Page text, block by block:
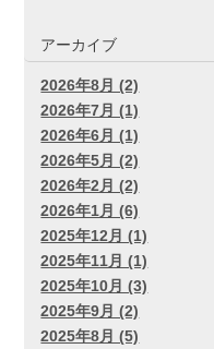
アーカイブ
2026年8月 (2)
2026年7月 (1)
2026年6月 (1)
2026年5月 (2)
2026年2月 (2)
2026年1月 (6)
2025年12月 (1)
2025年11月 (1)
2025年10月 (3)
2025年9月 (2)
2025年8月 (5)